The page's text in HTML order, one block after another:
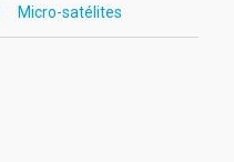
Micro-satélites